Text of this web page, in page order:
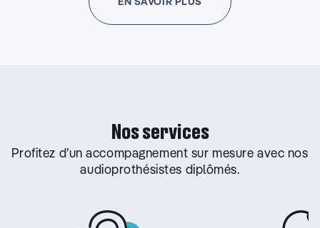
Nos services
Profitez d’un accompagnement sur mesure avec nos
audioprothésistes diplômés.